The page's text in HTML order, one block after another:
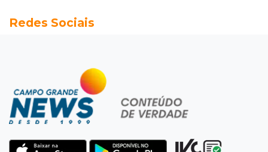
Exportações de Campo Grande batem
Adolescente apreendido
Menino de 11 anos queimado pode precisar de
hemodiálise; "só os pés escaparam"
Câmara derruba veto e garante consulta
Redes Sociais